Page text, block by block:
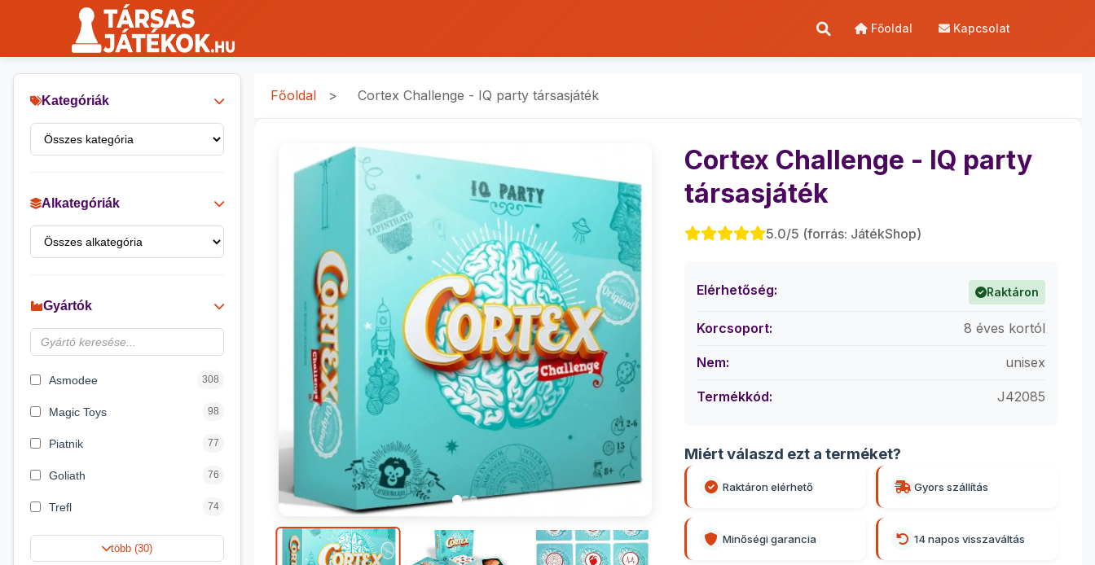
Főoldal Kapcsolat
Kategóriák
Alkategóriák
Gyártók
Asmodee 308
Magic Toys 98
Piatnik 77
Goliath 76
Trefl 74
Keller&Mayer 60
több (30)
Főoldal > Cortex Challenge - IQ party társasjáték
Cortex Challenge - IQ party
társasjáték
5.0/5 (forrás: JátékShop)
Elérhetőség: Raktáron
Korcsoport: 8 éves kortól
Nem: unisex
Termékkód: J42085
Miért válaszd ezt a terméket?
Raktáron elérhető Gyors szállítás
Minőségi garancia 14 napos visszaváltás